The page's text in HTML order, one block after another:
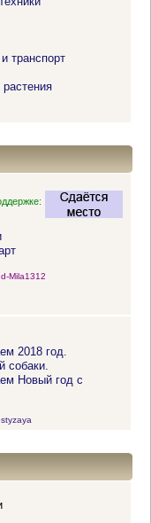
транспорт
Mila1312
2018 год.
собаки.
Новый год с